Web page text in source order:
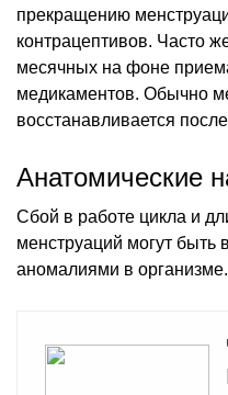
прекращению
контрацептивов. Часто
месячных на фоне
медикаментов. Обычно
восстанавливается
Анатомические
Сбой в работе цикла и
менструаций могут
аномалиями в организме.